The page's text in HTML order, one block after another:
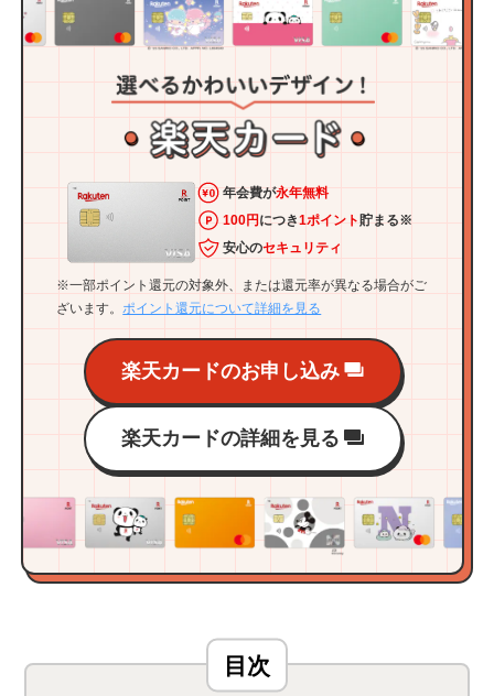
年会費が永年無料
100円につき1ポイント 貯まる※
安心のセキュリティ
※一部ポイント還元の対象外、または還元率が異なる場合がご
ざいます。ポイント還元について詳細を見る
楽天カードのお申し込み
楽天カードの詳細を見る